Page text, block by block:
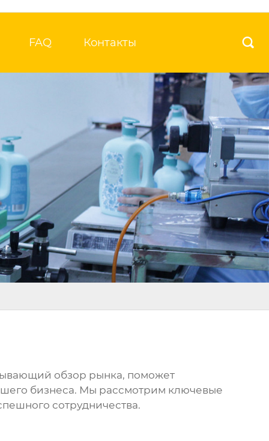
FAQ Контакты 
обзор рынка, поможет
бизнеса. Мы рассмотрим ключевые
сотрудничества.